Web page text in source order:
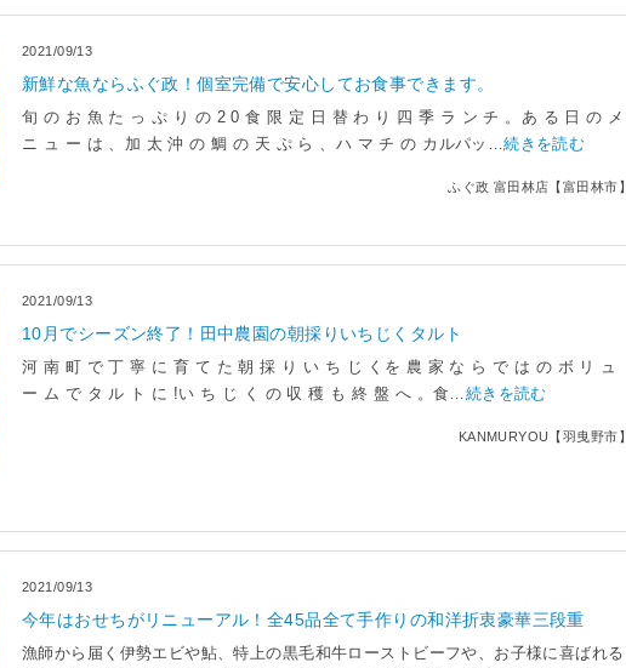
2021/09/13
新鮮な魚ならふぐ政！個室完備で安心してお食事できます。
旬 の お 魚 た っ ぷ り の 2 0 食 限 定 日 替 わ り 四 季 ラ ン チ 。あ る 日 の メ
ニ ュ ー は 、加 太 沖 の 鯛 の 天 ぷ ら 、ハ マ チ の カルパッ…続きを読む
ふぐ政 富田林店【富田林市】
2021/09/13
10月でシーズン終了！田中農園の朝採りいちじくタルト
河 南 町 で 丁 寧 に 育 て た 朝 採 り い ち じ くを 農 家 な ら で は の ボ リ ュ
ー ム で タ ル ト に !い ち じ く の 収 穫 も 終 盤 へ 。食… 続きを読む
KANMURYOU【羽曳野市】
2021/09/13
今年はおせちがリニューアル！全45品全て手作りの和洋折衷豪華三段重
漁師から届く伊勢エビや鮎、特上の黒毛和牛ローストビーフや、お子様に喜ばれる